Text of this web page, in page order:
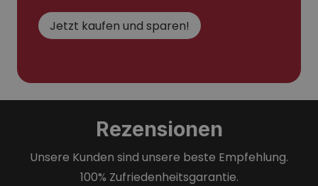
Jetzt kaufen und sparen!
Rezensionen
Unsere Kunden sind unsere beste Empfehlung.
100% Zufriedenheitsgarantie.